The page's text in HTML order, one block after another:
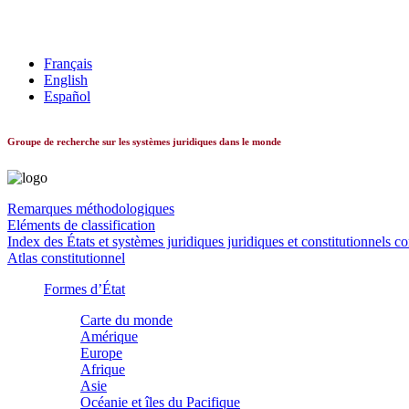
Français
English
Español
Groupe de recherche sur les systèmes juridiques dans le monde
Remarques méthodologiques
Eléments de classification
Index des États et systèmes juridiques juridiques et constitutionnels
Atlas constitutionnel
Formes d’État
Carte du monde
Amérique
Europe
Afrique
Asie
Océanie et îles du Pacifique